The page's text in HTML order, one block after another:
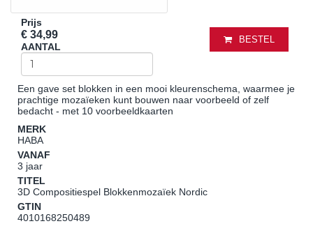
Prijs
€ 34,99
AANTAL
BESTEL
Een gave set blokken in een mooi kleurenschema, waarmee je
prachtige mozaïeken kunt bouwen naar voorbeeld of zelf
bedacht - met 10 voorbeeldkaarten
MERK
HABA
VANAF
3 jaar
TITEL
3D Compositiespel Blokkenmozaïek Nordic
GTIN
4010168250489